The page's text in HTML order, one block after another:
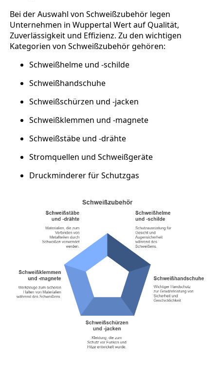
Bei der Auswahl von Schweißzubehör legen
Unternehmen in Wuppertal Wert auf Qualität,
Zuverlässigkeit und Effizienz. Zu den wichtigen
Kategorien von Schweißzubehör gehören:
Schweißhelme und -schilde
Schweißhandschuhe
Schweißschürzen und -jacken
Schweißklemmen und -magnete
Schweißstäbe und -drähte
Stromquellen und Schweißgeräte
Druckminderer für Schutzgas